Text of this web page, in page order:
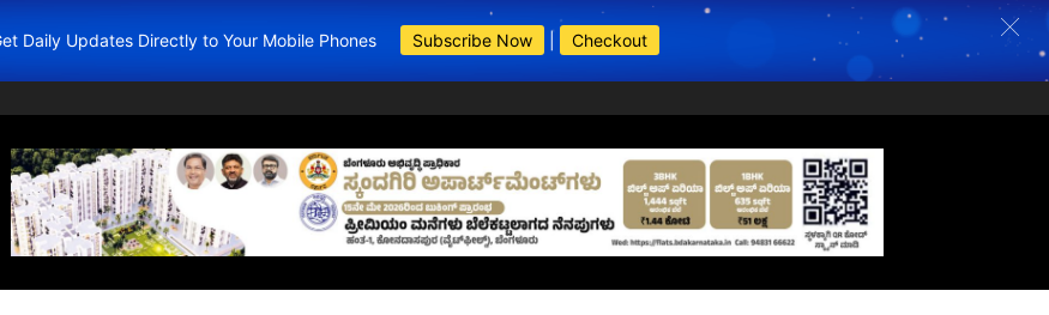
Daily Updates Directly to Your Mobile Phones Subscribe Now Checkout
BDA Apartments